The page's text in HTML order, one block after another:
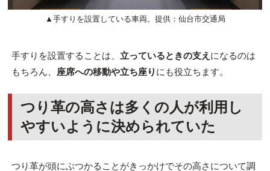
▲手すりを設置している車両。提供：仙台市交通局
手すりを設置することは、 立っているときの支え になるのは
もちろん、 座席への移動や立ち座り にも役立ちます。
つり革の高さは多くの人が利用し
やすいように決められていた
つり革が頭にぶつかることがきっかけでその高さについて調